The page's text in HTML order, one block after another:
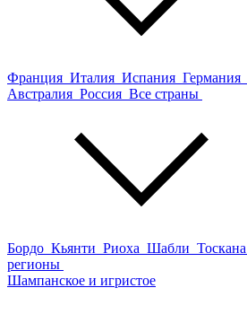
Франция Италия Испания Германия
Австралия Россия Все страны
Бордо Кьянти Риоха Шабли Тоскана
регионы
Шампанское и игристое